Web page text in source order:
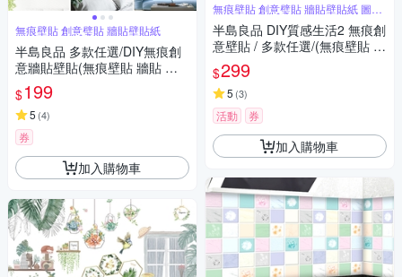
無痕壁貼 創意璧貼 牆貼壁貼紙
半島良品 多款任選/DIY無痕創
意牆貼壁貼(無痕壁貼 牆貼 壁
貼紙 創意璧貼)
$199
5 (4)
券
加入購物車
無痕壁貼 創意璧貼 牆貼壁貼紙 圖案
豐富
半島良品 DIY質感生活2 無痕創
意壁貼 / 多款任選/(無痕壁貼 牆
貼 壁貼紙 創意璧貼)
$299
5 (3)
活動 券
加入購物車